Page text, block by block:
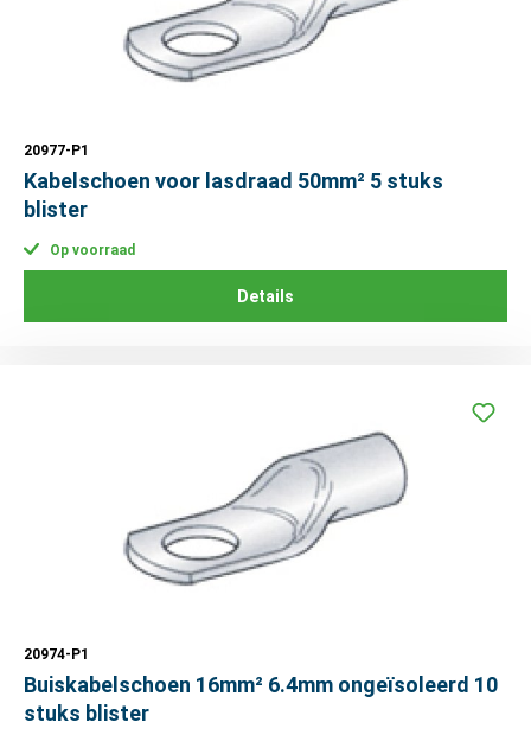
20977-P1
Kabelschoen voor lasdraad 50mm² 5 stuks
blister
Op voorraad
Details
20974-P1
Buiskabelschoen 16mm² 6.4mm ongeïsoleerd 10
stuks blister